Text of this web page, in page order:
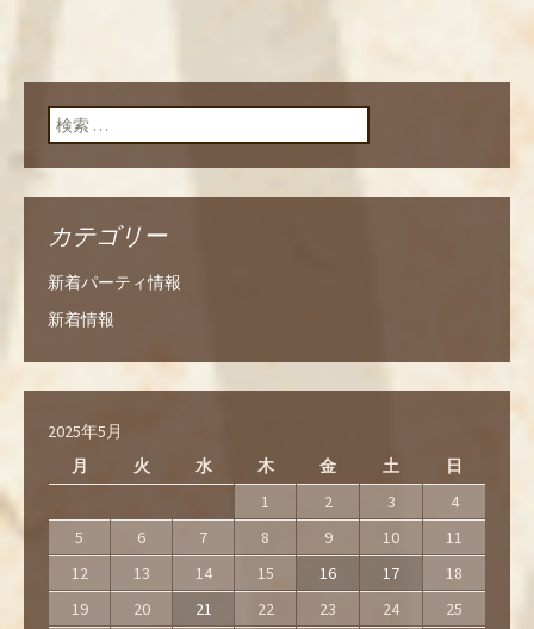
検索:
カテゴリー
新着パーティ情報
新着情報
2025年5月
月
火 水 木 金 土 日
1 2 3
4
5
6 7 8 9 10
11
12
13 14 15 16 17
18
19
20 21 22 23 24
25